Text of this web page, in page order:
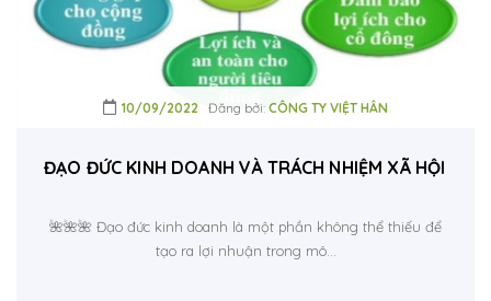
10/09/2022 Đăng bởi: CÔNG TY VIỆT HÂN
ĐẠO ĐỨC KINH DOANH VÀ TRÁCH NHIỆM XÃ HỘI ĐỐI
🌺🌺🌺 Đạo đức kinh doanh là một phần không thể thiếu để
tạo ra lợi nhuận trong mô...